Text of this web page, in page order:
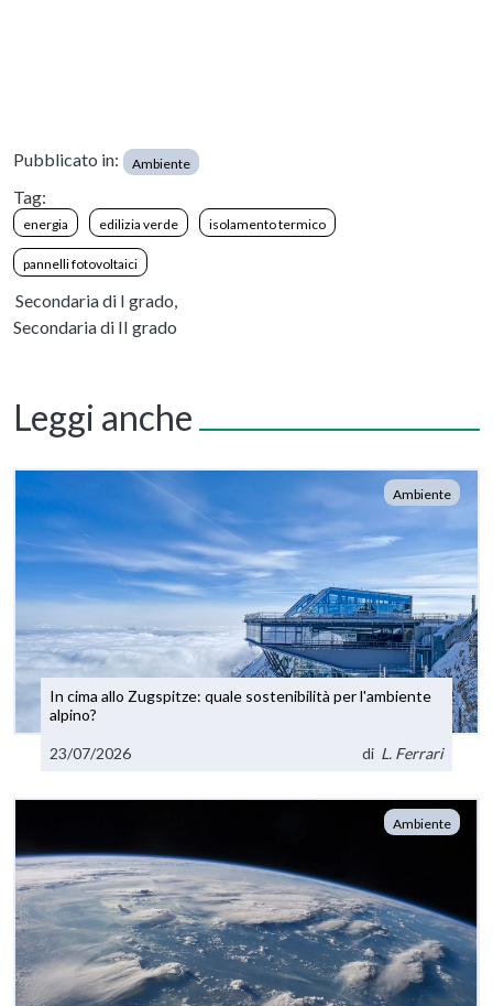
Pubblicato in: Ambiente
Tag:
energia edilizia verde isolamento termico
pannelli fotovoltaici
Secondaria di I grado,
Secondaria di II grado
Leggi anche
Ambiente
In cima allo Zugspitze: quale sostenibilità per l'ambiente
alpino?
23/07/2026 di L. Ferrari
Ambiente